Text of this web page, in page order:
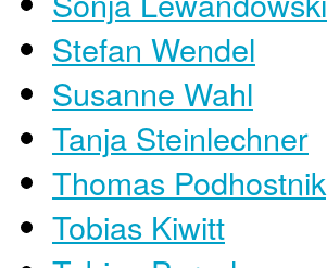
Stefan Wendel
Susanne Wahl
Tanja Steinlechner
Thomas Podhostnik
Tobias Kiwitt